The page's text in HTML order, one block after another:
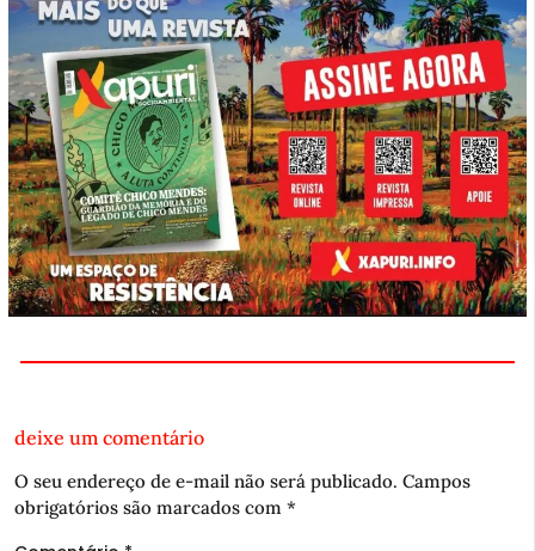
deixe um comentário
O seu endereço de e-mail não será publicado. Campos
obrigatórios são marcados com *